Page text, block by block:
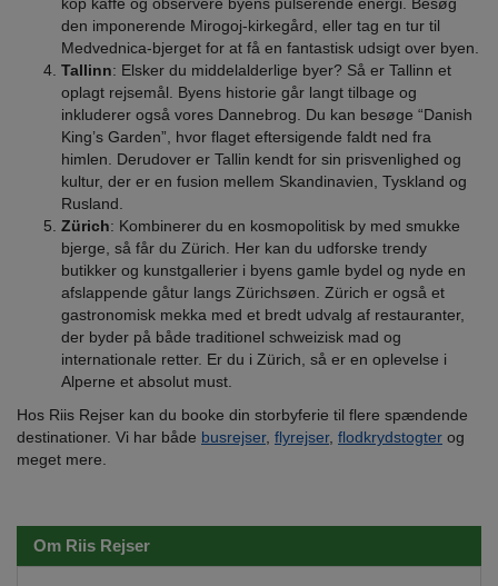
den imponerende Mirogoj-kirkegård, eller tag en tur til
Medvednica-bjerget for at få en fantastisk udsigt over byen.
Tallinn: Elsker du middelalderlige byer? Så er Tallinn et
oplagt rejsemål. Byens historie går langt tilbage og
inkluderer også vores Dannebrog. Du kan besøge “Danish
King’s Garden”, hvor flaget eftersigende faldt ned fra
himlen. Derudover er Tallin kendt for sin prisvenlighed og
kultur, der er en fusion mellem Skandinavien, Tyskland og
Rusland.
Zürich: Kombinerer du en kosmopolitisk by med smukke
bjerge, så får du Zürich. Her kan du udforske trendy
butikker og kunstgallerier i byens gamle bydel og nyde en
afslappende gåtur langs Zürichsøen. Zürich er også et
gastronomisk mekka med et bredt udvalg af restauranter,
der byder på både traditionel schweizisk mad og
internationale retter. Er du i Zürich, så er en oplevelse i
Alperne et absolut must.
Hos Riis Rejser kan du booke din storbyferie til flere spændende
destinationer. Vi har både busrejser, flyrejser, flodkrydstogter og
meget mere.
Om Riis Rejser